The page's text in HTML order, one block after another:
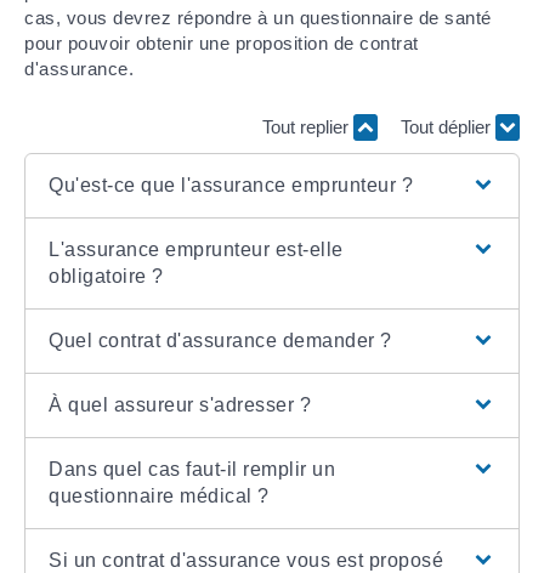
cas, vous devrez répondre à un questionnaire de santé
pour pouvoir obtenir une proposition de contrat
d'assurance.
Tout replier Tout déplier
Qu'est-ce que l'assurance emprunteur ?
L'assurance emprunteur est-elle
obligatoire ?
Quel contrat d'assurance demander ?
À quel assureur s'adresser ?
Dans quel cas faut-il remplir un
questionnaire médical ?
Si un contrat d'assurance vous est proposé